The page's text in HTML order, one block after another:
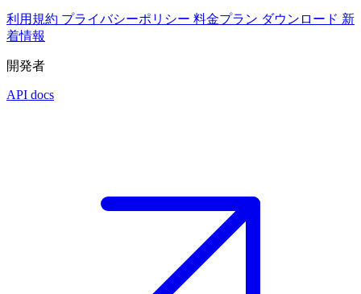
利用規約 プライバシーポリシー 料金プラン ダウンロード 新
着情報
開発者
API docs